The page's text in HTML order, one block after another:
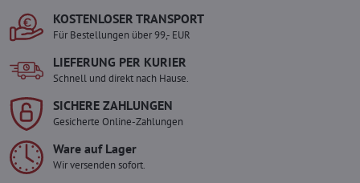
KOSTENLOSER TRANSPORT
Für Bestellungen über 99,- EUR
LIEFERUNG PER KURIER
Schnell und direkt nach Hause.
SICHERE ZAHLUNGEN
Gesicherte Online-Zahlungen
Ware auf Lager
Wir versenden sofort.